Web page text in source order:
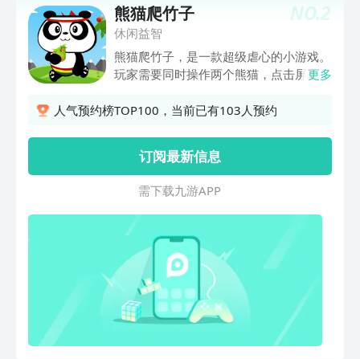
厅。熊猫弟弟走过了森林的春夏秋冬遇到
过凶猛的野猪、狂暴的北极熊、还有矿井
里的怪物也收获了小鸟、小兔子、小狗等
一众伙伴餐厅也从当初的破烂简陋，逐渐
变得豪华高端，森林里有趣的客人络绎不
绝不仅有大厨做菜，还有精美下午茶，客
人累了还可以直接去楼上的旅店休息是不
是自己每天出门采集太累了？没关系，我
们还会奇妙的遇到牛拼拼，你可以雇佣他
替你出门干活还有更多丰富的内容，有趣
的经历，快来和我们一起经营“熊猫餐
NO.2
熊猫爬竹子
休闲益智
熊猫爬竹子，是一款超级虐心的小游戏。
玩家需要同时操作两个熊猫，点击屏幕躲
竹子。玩这款游戏需要你极强的反应能
更多
人气预约榜TOP100，当前已有103人预约
订阅最新信息
需 下 载 九 游 A P P